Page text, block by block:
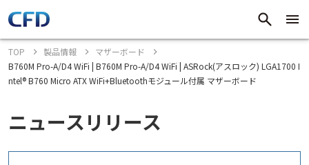
TOP 製品情報
マザーボード
B760M Pro-A/D4 WiFi | B760M Pro-A/D4 WiFi | ASRock(アスロック) LGA1700 I
ntel® B760 Micro ATX WiFi+Bluetoothモジュール付属 マザーボード
ニュースリリース